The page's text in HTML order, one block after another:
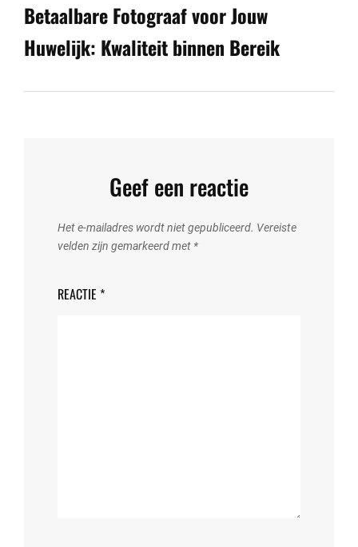
Post
Betaalbare Fotograaf voor Jouw
Huwelijk: Kwaliteit binnen Bereik
Geef een reactie
Het e-mailadres wordt niet gepubliceerd. Vereiste
velden zijn gemarkeerd met *
REACTIE *